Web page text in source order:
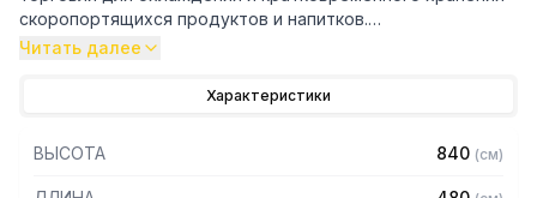
скоропортящихся продуктов и напитков.
качеством сборки и конкурентной ценой. Холодильник-
покупателей. Благодаря своим небольшим размерам он
идеально подойдет в качестве настольного
Читать далее
Характеристики
ВЫСОТА 840 (см)